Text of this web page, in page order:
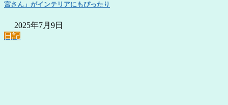
宮さん」がインテリアにもぴったり
2025年7月9日
日記